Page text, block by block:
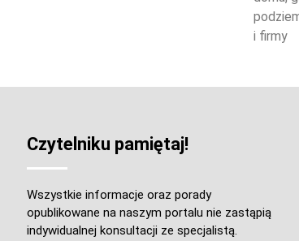
Czytelniku pamiętaj!
Wszystkie informacje oraz porady
opublikowane na naszym portalu nie zastąpią
indywidualnej konsultacji ze specjalistą.